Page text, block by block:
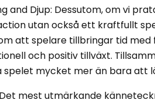
and Djup: Dessutom, om vi
utan också ett kraftfullt
att spelare tillbringar tid
och positiv tillväxt.
spelet mycket mer än bara att
mest utmärkande